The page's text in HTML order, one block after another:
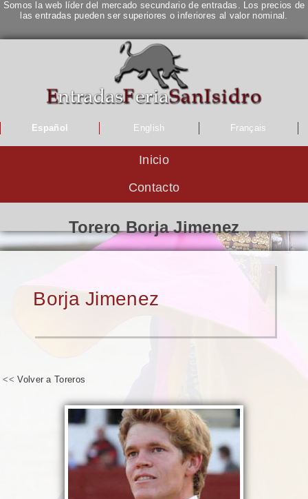
Somos la web líder del mercado secundario de entradas. Los precios de
las entradas pueden ser superiores o inferiores al valor nominal.
Español English Français
Inicio
Contacto
Torero Borja Jimenez
Borja Jimenez
<<Volver a Toreros